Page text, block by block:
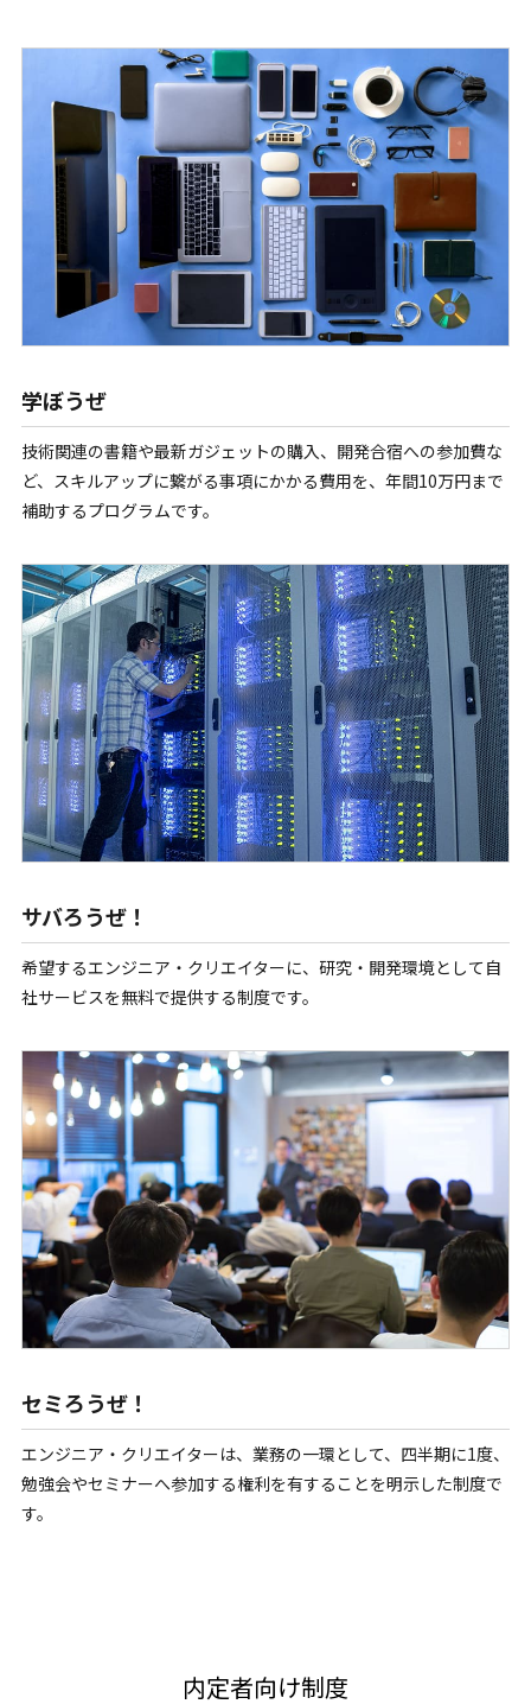
学ぼうぜ
技術関連の書籍や最新ガジェットの購入、開発合宿への参加費な
ど、スキルアップに繋がる事項にかかる費用を、年間10万円まで
補助するプログラムです。
サバろうぜ！
希望するエンジニア・クリエイターに、研究・開発環境として自
社サービスを無料で提供する制度です。
セミろうぜ！
エンジニア・クリエイターは、業務の一環として、四半期に1度、
勉強会やセミナーへ参加する権利を有することを明示した制度で
す。
内定者向け制度